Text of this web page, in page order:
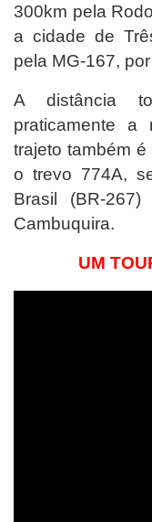
300km pela
a cidade de
pela MG-167,
A distância
praticamente
trajeto também
o trevo 774A,
Brasil (BR-
Cambuquira.
UM